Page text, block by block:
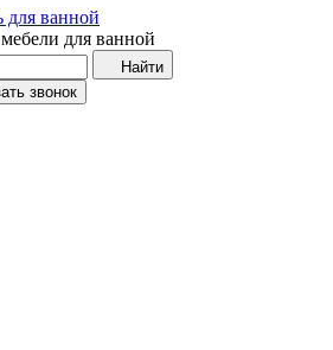
для ванной
Найти
звонок